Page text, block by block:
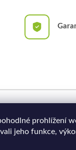
prohlížení
jeho funkce,